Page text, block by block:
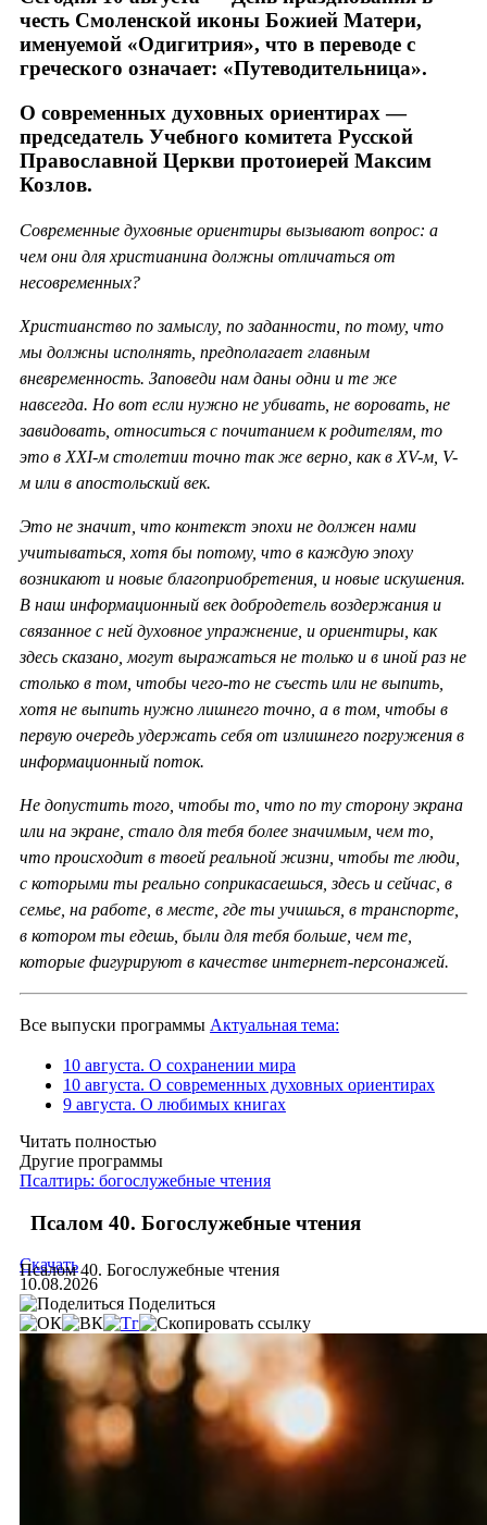
честь Смоленской иконы Божией Матери,
именуемой «Одигитрия», что в переводе с
греческого означает: «Путеводительница».
О современных духовных ориентирах —
председатель Учебного комитета Русской
Православной Церкви протоиерей Максим
Козлов.
Современные духовные ориентиры вызывают вопрос: а
чем они для христианина должны отличаться от
несовременных?
Христианство по замыслу, по заданности, по тому, что
мы должны исполнять, предполагает главным
вневременность. Заповеди нам даны одни и те же
навсегда. Но вот если нужно не убивать, не воровать, не
завидовать, относиться с почитанием к родителям, то
это в ХХI-м столетии точно так же верно, как в XV-м, V-
м или в апостольский век.
Это не значит, что контекст эпохи не должен нами
учитываться, хотя бы потому, что в каждую эпоху
возникают и новые благоприобретения, и новые искушения.
В наш информационный век добродетель воздержания и
связанное с ней духовное упражнение, и ориентиры, как
здесь сказано, могут выражаться не только и в иной раз не
столько в том, чтобы чего-то не съесть или не выпить,
хотя не выпить нужно лишнего точно, а в том, чтобы в
первую очередь удержать себя от излишнего погружения в
информационный поток.
Не допустить того, чтобы то, что по ту сторону экрана
или на экране, стало для тебя более значимым, чем то,
что происходит в твоей реальной жизни, чтобы те люди,
с которыми ты реально соприкасаешься, здесь и сейчас, в
семье, на работе, в месте, где ты учишься, в транспорте,
в котором ты едешь, были для тебя больше, чем те,
которые фигурируют в качестве интернет-персонажей.
Все выпуски программы Актуальная тема:
10 августа. О сохранении мира
10 августа. О современных духовных ориентирах
9 августа. О любимых книгах
Читать полностью
Другие программы
Псалтирь: богослужебные чтения
Псалом 40. Богослужебные чтения
Псалом 40. Богослужебные чтения
Скачать
10.08.2026
Поделиться